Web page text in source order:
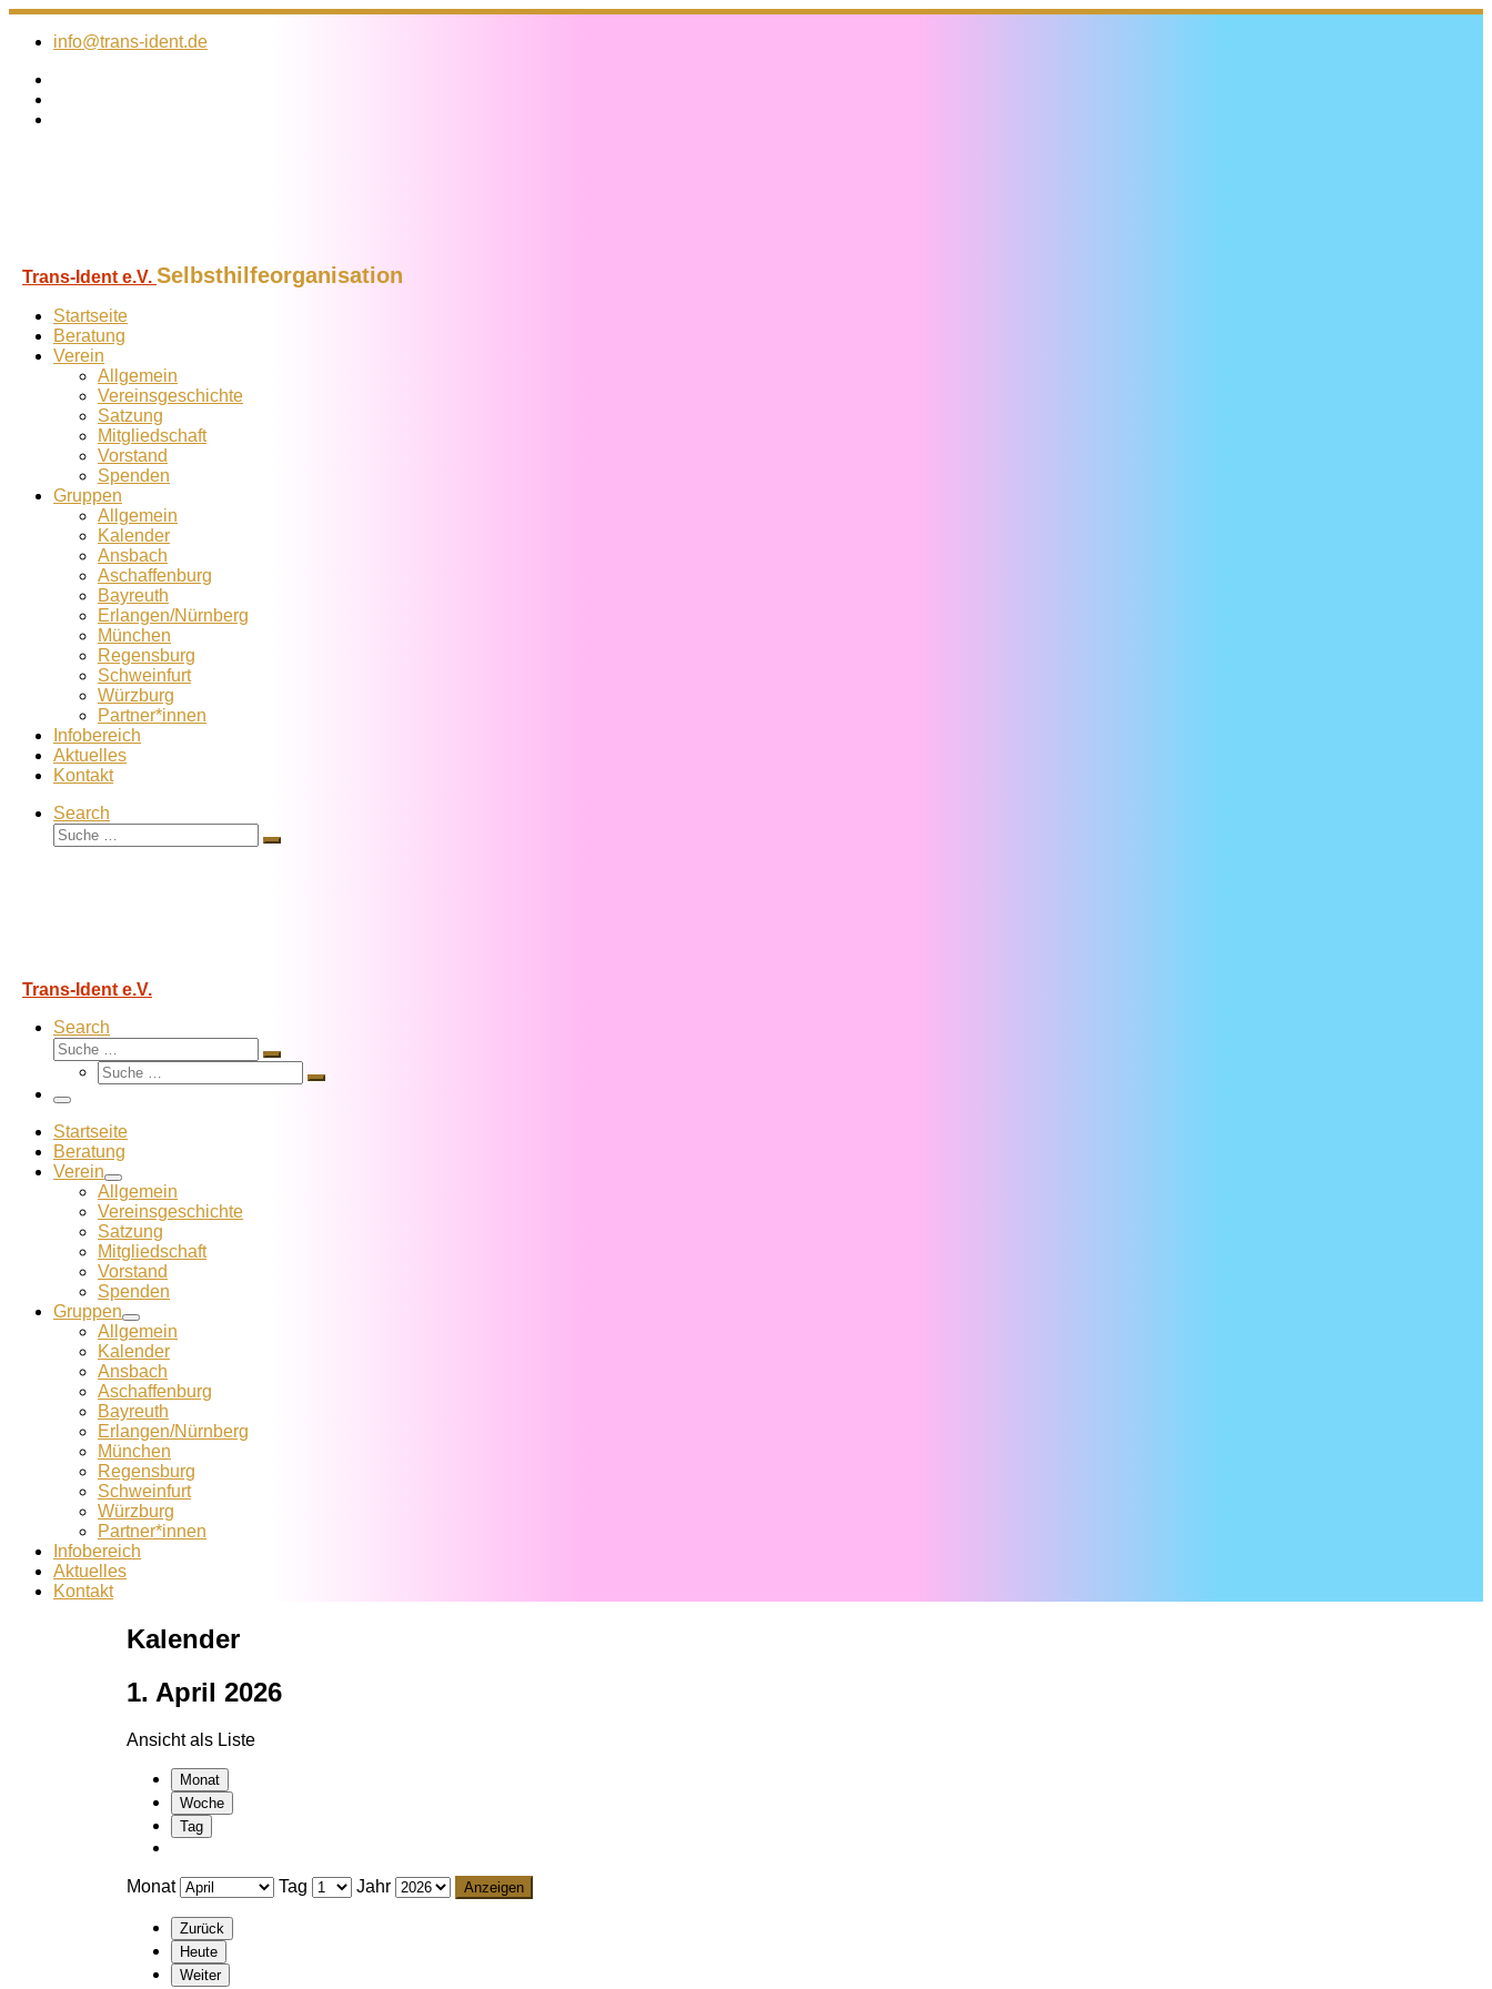
Zum
Inhalt
info@trans-ident.de
Trans-Ident e.V. Selbsthilfeorganisation
Startseite
Beratung
Verein
Allgemein
Vereins­geschichte
Satzung
Mitglied­schaft
Vorstand
Spenden
Gruppen
Allgemein
Kalender
Ansbach
Aschaffenburg
Bayreuth
Erlangen/Nürnberg
München
Regensburg
Schweinfurt
Würzburg
Partner*innen
Infobereich
Aktuelles
Kontakt
Search
Suche
Suche
Trans-Ident e.V.
Search
Suche
Suche
Suche
Suche
Menü
Startseite
Beratung
Verein
Allgemein
Vereins­geschichte
Satzung
Mitglied­schaft
Vorstand
Spenden
Gruppen
Allgemein
Kalender
Ansbach
Aschaffenburg
Bayreuth
Erlangen/Nürnberg
München
Regensburg
Schweinfurt
Würzburg
Partner*innen
Infobereich
Aktuelles
Kontakt
Kalender
1. April 2026
Ansicht als Liste
Monat
Woche
Tag
Monat Tag Jahr
Zurück
Heute
Weiter